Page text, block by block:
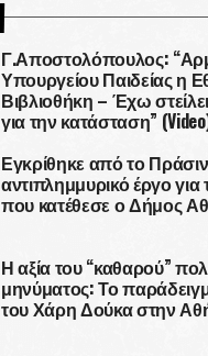
Γ.Αποστολόπουλος:
Υπουργείου Παιδείας η
Βιβλιοθήκη – Έχω
για την κατάσταση”
Εγκρίθηκε από το
αντιπλημμυρικό έργο
που κατέθεσε ο Δήμος
Η αξία του “καθαρού”
μηνύματος: Το
του Χάρη Δούκα στην